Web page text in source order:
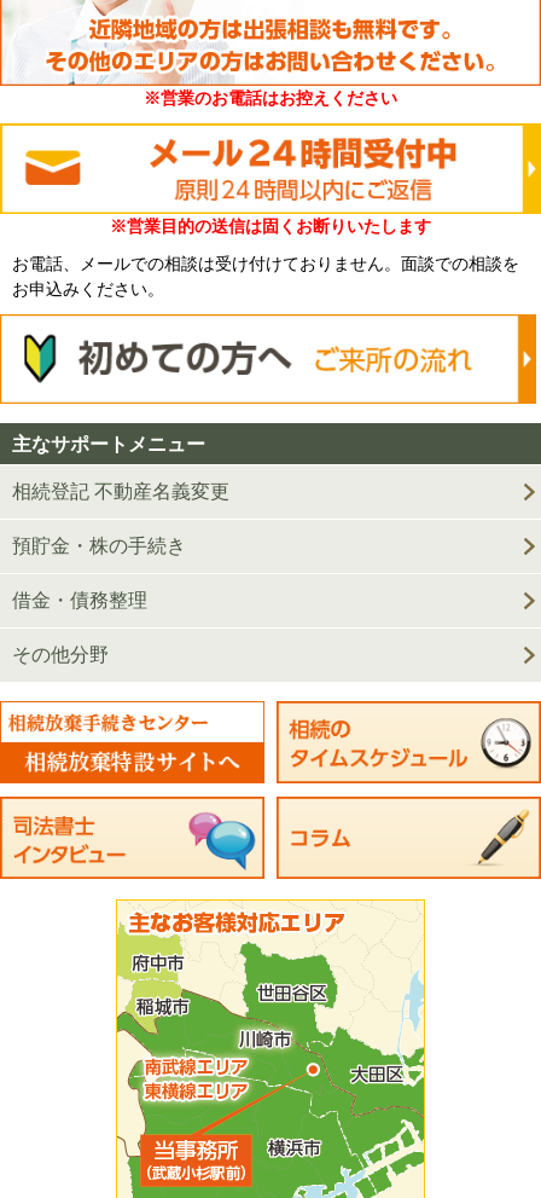
※営業のお電話はお控えください
※営業目的の送信は固くお断りいたします
お電話、メールでの相談は受け付けておりません。面談での相談を
お申込みください。
主なサポートメニュー
相続登記 不動産名義変更
預貯金・株の手続き
借金・債務整理
その他分野